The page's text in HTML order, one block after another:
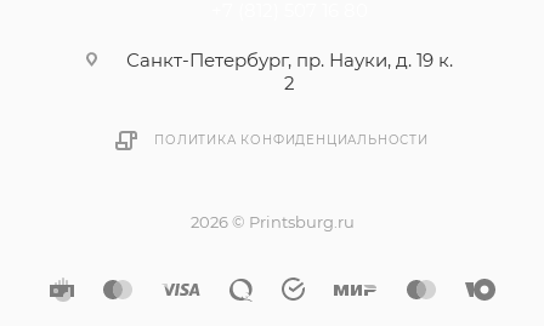
Санкт-Петербург, пр. Науки, д. 19 к.
2
ПОЛИТИКА КОНФИДЕНЦИАЛЬНОСТИ
2026 © Printsburg.ru